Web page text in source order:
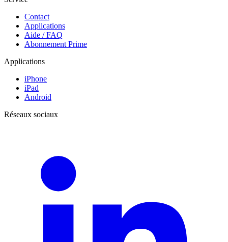
Contact
Applications
Aide / FAQ
Abonnement Prime
Applications
iPhone
iPad
Android
Réseaux sociaux